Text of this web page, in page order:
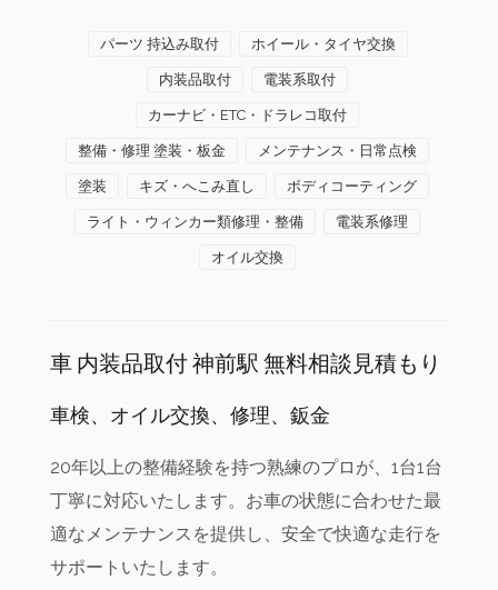
パーツ 持込み取付 ホイール・タイヤ交換
内装品取付 電装系取付
カーナビ・ETC・ドラレコ取付
整備・修理 塗装・板金 メンテナンス・日常点検
塗装 キズ・へこみ直し ボディコーティング
ライト・ウィンカー類修理・整備 電装系修理
オイル交換
車 内装品取付 神前駅 無料相談見積もり
車検、オイル交換、修理、鈑金
20年以上の整備経験を持つ熟練のプロが、1台1台
丁寧に対応いたします。お車の状態に合わせた最
適なメンテナンスを提供し、安全で快適な走行を
サポートいたします。